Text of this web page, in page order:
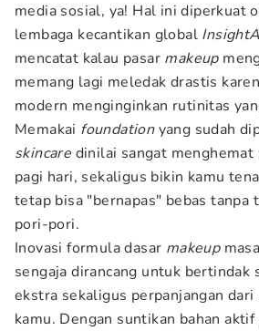
media sosial, ya! Hal ini diperkuat
lembaga kecantikan global
mencatat kalau pasar makeup
memang lagi meledak drastis
modern menginginkan rutinitas
Memakai foundationyang sudah
skincare dinilai sangat menghemat
pagi hari, sekaligus bikin kamu
tetap bisa "bernapas" bebas tanpa
pori-pori.
Inovasi formula dasar makeup
sengaja dirancang untuk bertindak
ekstra sekaligus perpanjangan dari
kamu. Dengan suntikan bahan